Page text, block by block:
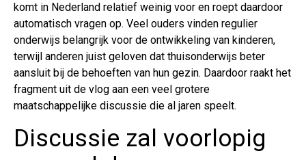
komt in Nederland relatief weinig voor en roept daardoor
automatisch vragen op. Veel ouders vinden regulier
onderwijs belangrijk voor de ontwikkeling van kinderen,
terwijl anderen juist geloven dat thuisonderwijs beter
aansluit bij de behoeften van hun gezin. Daardoor raakt het
fragment uit de vlog aan een veel grotere
maatschappelijke discussie die al jaren speelt.
Discussie zal voorlopig